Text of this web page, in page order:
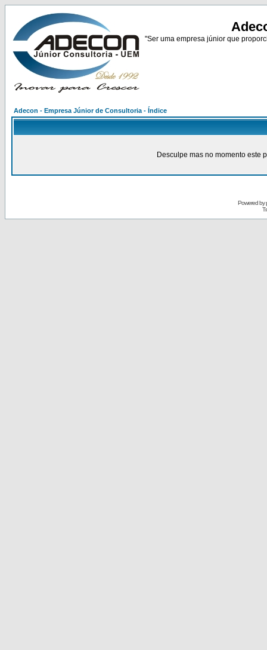
"Ser uma empresa júnior que
Adecon - Empresa Júnior de Consultoria - Índice
Desculpe mas no momento este
Powered by